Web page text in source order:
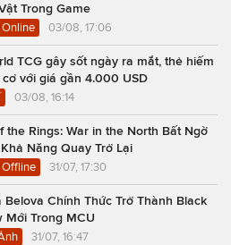
Trong Game
03/08, 17:06
TCG gây sốt ngày ra mắt, thẻ hiếm
cơ với giá gần 4.000 USD
03/08, 16:14
the Rings: War in the North Bất Ngờ
Năng Quay Trở Lại
Offline 31/07, 17:30
Belova Chính Thức Trở Thành Black
Mới Trong MCU
31/07, 16:47